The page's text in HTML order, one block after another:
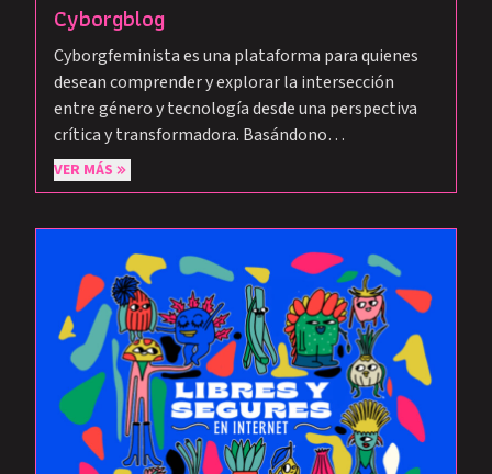
Cyborgblog
Cyborgfeminista es una plataforma para quienes
desean comprender y explorar la intersección
entre género y tecnología desde una perspectiva
crítica y transformadora. Basándono…
VER MÁS